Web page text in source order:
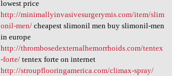
lowest price
http://minimallyinvasivesurgerymis.com/item/slim
onil-men/cheapest slimonil men buy slimonil-men
in europe
http://thrombosedexternalhemorrhoids.com/tentex
-forte/tentex forte on internet
http://stroupflooringamerica.com/climax-spray/